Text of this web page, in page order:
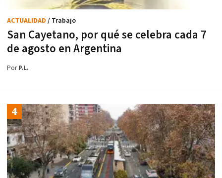
San Cayetano, por qué se celebra cada 7
de agosto en Argentina
ACTUALIDAD / Trabajo
PorP.L.